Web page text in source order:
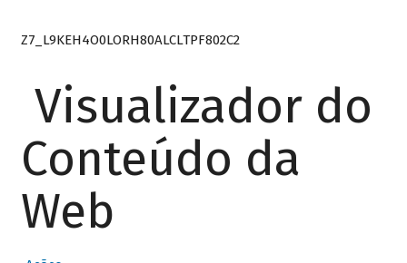
Z7_L9KEH4O0LORH80ALCLTPF802C2
Visualizador do
Conteúdo da
Web